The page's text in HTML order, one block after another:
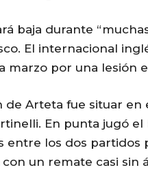
baja durante
El internacional
marzo por una lesión
de Arteta fue situar
En punta jugó
entre los dos partidos
un remate casi sin